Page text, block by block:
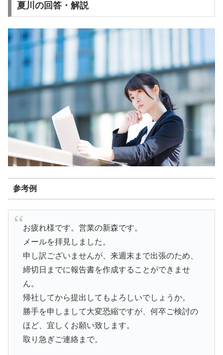
夏川の回答・解説
参考例
お疲れ様です。営業の新森です。
メールを拝見しました。
申し訳ございませんが、来週末まで出張のため、
締切日までに報告書を作成することができませ
ん。
帰社してから提出してもよろしいでしょうか。
勝手を申しまして大変恐縮ですが、何卒ご検討の
ほど、宜しくお願い致します。
取り急ぎご連絡まで。